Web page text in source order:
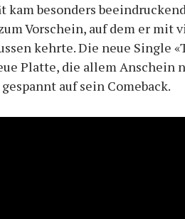
besonders
Vorschein, auf dem er mit
kehrte. Die neue Single
Platte, die allem Anschein
auf sein Comeback.